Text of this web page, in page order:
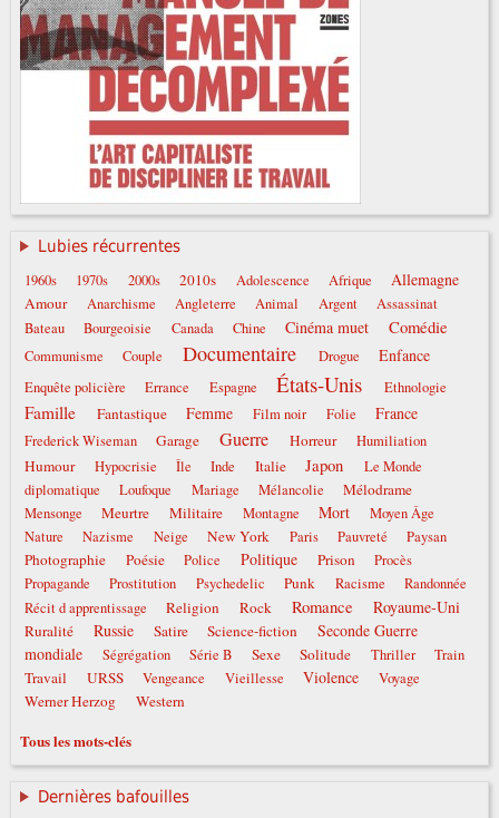
Lubies récurrentes
1960s 1970s 2000s 2010s Adolescence Afrique Allemagne
Amour Anarchisme Angleterre Animal Argent
Assassinat
Bateau
Bourgeoisie Canada Chine Cinéma muet Comédie
Communisme Couple Documentaire Drogue Enfance
Enquête policière Errance Espagne États-Unis Ethnologie
Famille Fantastique Femme Film noir Folie France
Frederick Wiseman Garage Guerre Horreur Humiliation
Humour Hypocrisie Île Inde Italie Japon
Le Monde
diplomatique
Loufoque Mariage Mélancolie Mélodrame
Mensonge Meurtre Militaire Montagne Mort
Moyen Âge
Nature
Nazisme Neige New York Paris Pauvreté Paysan
Photographie Poésie Police Politique Prison
Procès
Propagande
Prostitution Psychedelic Punk Racisme
Randonnée
Récit d apprentissage
Religion Rock Romance Royaume-Uni
Ruralité Russie Satire Science-fiction
Seconde Guerre
mondiale
Ségrégation Série B Sexe Solitude Thriller Train
Travail URSS Vengeance Vieillesse Violence Voyage
Werner Herzog Western
Tous les mots-clés
Dernières bafouilles